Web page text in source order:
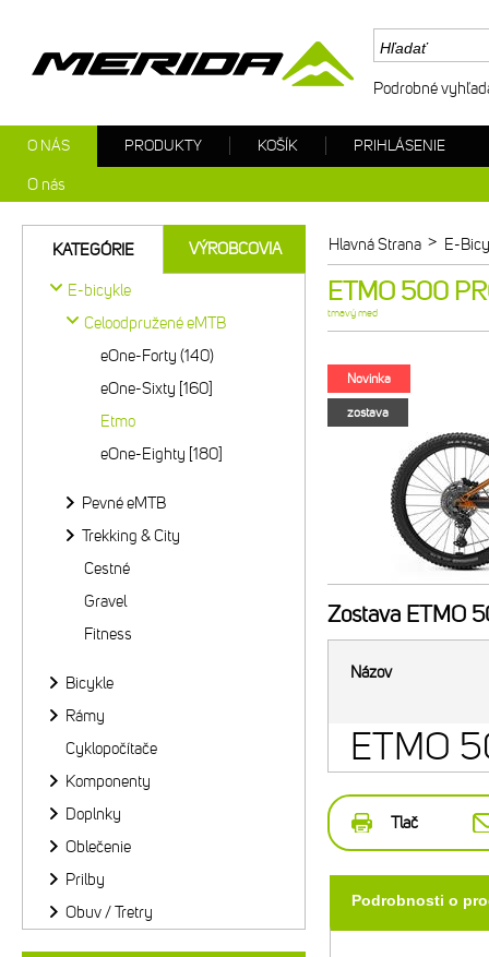
Hlavná Strana > E-
ETMO 500
tmavý med
Novinka
zostava
Zostava ETMO
Názov
ETMO
Tlač
Podrobnosti o
KATEGÓRIE VÝROBCOVIA
E-bicykle
Celoodpružené eMTB
eOne-Forty (140)
eOne-Sixty [160]
Etmo
eOne-Eighty [180]
Pevné eMTB
Trekking & City
Cestné
Gravel
Fitness
Bicykle
Rámy
Cyklopočítače
Komponenty
Doplnky
Oblečenie
Prilby
Obuv / Tretry
Podrobné
O NÁS
O nás
PRODUKTY KOŠÍK PRIHLÁSENIE